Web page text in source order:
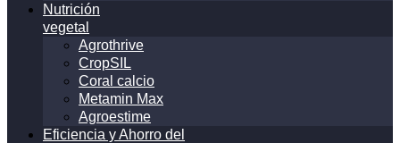
Nutrición
vegetal
Agrothrive
CropSIL
Coral calcio
Metamin Max
Agroestime
Eficiencia y Ahorro del